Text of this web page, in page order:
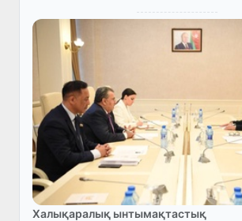
Халықаралық ынтымақтастық